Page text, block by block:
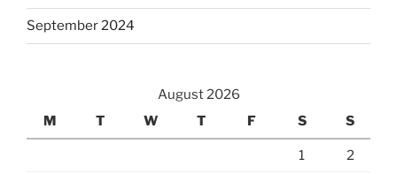
September 2024
August 2026
M
T W T F S S
1 2